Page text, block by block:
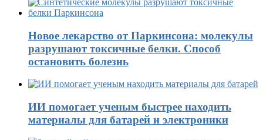
Новое лекарство от Паркинсона: молекулы
разрушают токсичные белки. Способ
остановить болезнь
ИИ помогает ученым быстрее находить
материалы для батарей и электроники